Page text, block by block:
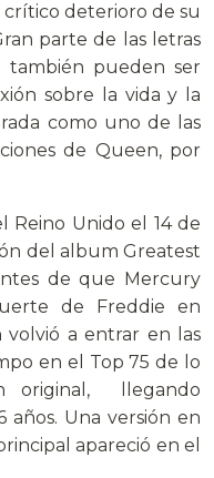
deterioro de su
parte de las letras
también pueden ser
sobre la vida y la
como uno de las
de Queen, por
Reino Unido el 14 de
del album Greatest
de que Mercury
de Freddie en
volvió a entrar en las
en el Top 75 de lo
original, llegando
años. Una versión en
apareció en el